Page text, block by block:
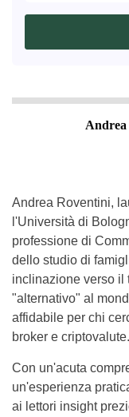
Andrea Roventini,
l'Università di
professione di
dello studio di
inclinazione verso il
"alternativo" al
affidabile per chi
broker e criptovalute.
Con un'acuta
un'esperienza
ai lettori insight